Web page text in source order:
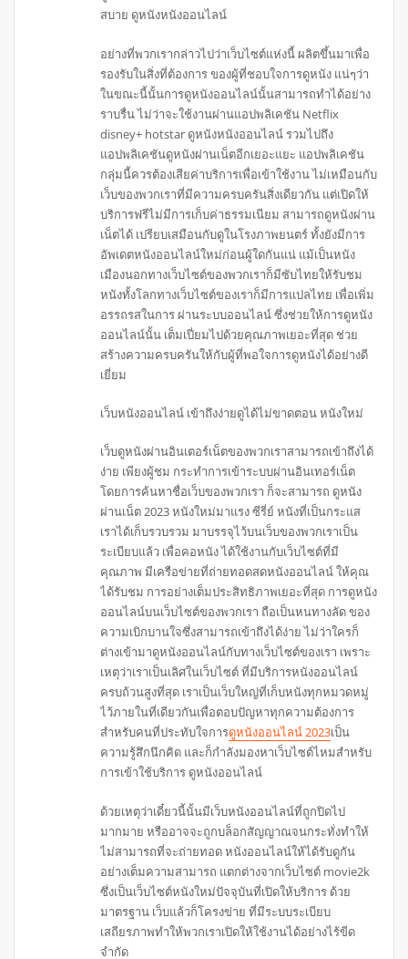
สบาย ดูหนังหนังออนไลน์
อย่างที่พวกเรากล่าวไปว่าเว็บไซต์แห่งนี้ ผลิตขึ้นมาเพื่อ
รองรับในสิ่งที่ต้องการ ของผู้ที่ชอบใจการดูหนัง แน่ๆว่า
ในขณะนี้นั้นการดูหนังออนไลน์นั้นสามารถทำได้อย่าง
ราบรื่น ไม่ว่าจะใช้งานผ่านแอปพลิเคชัน Netflix
disney+ hotstar ดูหนังหนังออนไลน์ รวมไปถึง
แอปพลิเคชันดูหนังผ่านเน็ตอีกเยอะแยะ แอปพลิเคชัน
กลุ่มนี้ควรต้องเสียค่าบริการเพื่อเข้าใช้งาน ไม่เหมือนกับ
เว็บของพวกเราที่มีความครบครันสิ่งเดียวกัน แต่เปิดให้
บริการฟรีไม่มีการเก็บค่าธรรมเนียม สามารถดูหนังผ่าน
เน็ตได้ เปรียบเสมือนกับดูในโรงภาพยนตร์ ทั้งยังมีการ
อัพเดตหนังออนไลน์ใหม่ก่อนผู้ใดกันแน่ แม้เป็นหนัง
เมืองนอกทางเว็บไซต์ของพวกเราก็มีซับไทยให้รับชม
หนังทั้งโลกทางเว็บไซต์ของเราก็มีการแปลไทย เพื่อเพิ่ม
อรรถรสในการ ผ่านระบบออนไลน์ ซึ่งช่วยให้การดูหนัง
ออนไลน์นั้น เต็มเปี่ยมไปด้วยคุณภาพเยอะที่สุด ช่วย
สร้างความครบครันให้กับผู้ที่พอใจการดูหนังได้อย่างดี
เยี่ยม
เว็บหนังออนไลน์ เข้าถึงง่ายดูได้ไม่ขาดตอน หนังใหม่
เว็บดูหนังผ่านอินเตอร์เน็ตของพวกเราสามารถเข้าถึงได้
ง่าย เพียงผู้ชม กระทำการเข้าระบบผ่านอินเทอร์เน็ต
โดยการค้นหาชื่อเว็บของพวกเรา ก็จะสามารถ ดูหนัง
ผ่านเน็ต 2023 หนังใหม่มาแรง ซีรี่ย์ หนังที่เป็นกระแส
เราได้เก็บรวบรวม มาบรรจุไว้บนเว็บของพวกเราเป็น
ระเบียบแล้ว เพื่อคอหนัง ได้ใช้งานกับเว็บไซต์ที่มี
คุณภาพ มีเครือข่ายที่ถ่ายทอดสดหนังออนไลน์ ให้คุณ
ได้รับชม การอย่างเต็มประสิทธิภาพเยอะที่สุด การดูหนัง
ออนไลน์บนเว็บไซต์ของพวกเรา ถือเป็นหนทางลัด ของ
ความเบิกบานใจซึ่งสามารถเข้าถึงได้ง่าย ไม่ว่าใครก็
ต่างเข้ามาดูหนังออนไลน์กับทางเว็บไซต์ของเรา เพราะ
เหตุว่าเราเป็นเลิศในเว็บไซต์ ที่มีบริการหนังออนไลน์
ครบถ้วนสูงที่สุด เราเป็นเว็บใหญ่ที่เก็บหนังทุกหมวดหมู่
ไว้ภายในที่เดียวกันเพื่อตอบปัญหาทุกความต้องการ
สำหรับคนที่ประทับใจการดูหนังออนไลน์ 2023เป็น
ความรู้สึกนึกคิด และก็กำลังมองหาเว็บไซต์ไหมสำหรับ
การเข้าใช้บริการ ดูหนังออนไลน์
ด้วยเหตุว่าเดี๋ยวนี้นั้นมีเว็บหนังออนไลน์ที่ถูกปิดไป
มากมาย หรืออาจจะถูกบล็อกสัญญาณจนกระทั่งทำให้
ไม่สามารถที่จะถ่ายทอด หนังออนไลน์ให้ได้รับดูกัน
อย่างเต็มความสามารถ แตกต่างจากเว็บไซต์ movie2k
ซึ่งเป็นเว็บไซต์หนังใหม่ปัจจุบันที่เปิดให้บริการ ด้วย
มาตรฐาน เว็บแล้วก็โครงข่าย ที่มีระบบระเบียบ
เสถียรภาพทำให้พวกเราเปิดให้ใช้งานได้อย่างไร้ขีด
จำกัด